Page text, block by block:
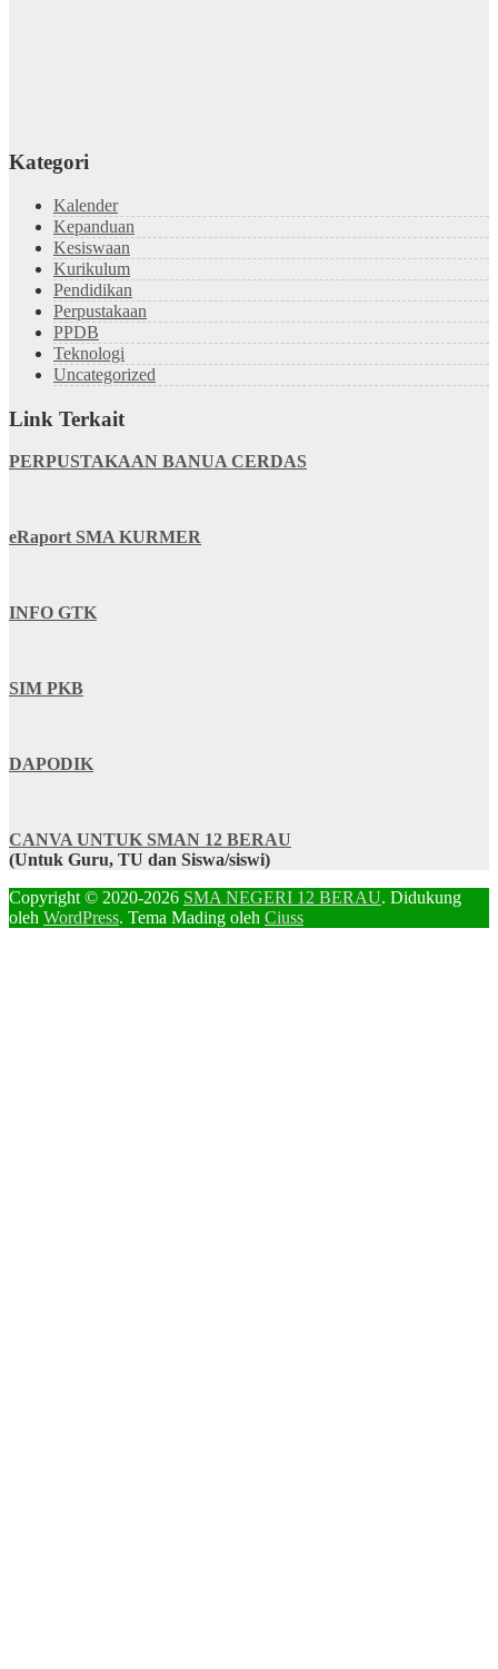
Kategori
Kalender
Kepanduan
Kesiswaan
Kurikulum
Pendidikan
Perpustakaan
PPDB
Teknologi
Uncategorized
Link Terkait
PERPUSTAKAAN BANUA CERDAS
eRaport SMA KURMER
INFO GTK
SIM PKB
DAPODIK
CANVA UNTUK SMAN 12 BERAU
(Untuk Guru, TU dan Siswa/siswi)
Copyright © 2020-2026 SMA NEGERI 12 BERAU. Didukung
oleh WordPress. Tema Mading oleh Ciuss